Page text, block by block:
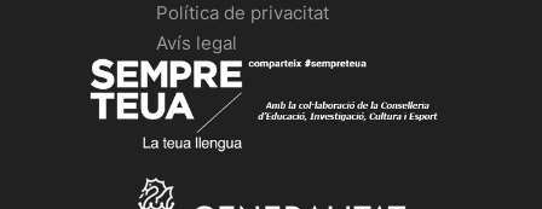
Política de privacitat
Avís legal